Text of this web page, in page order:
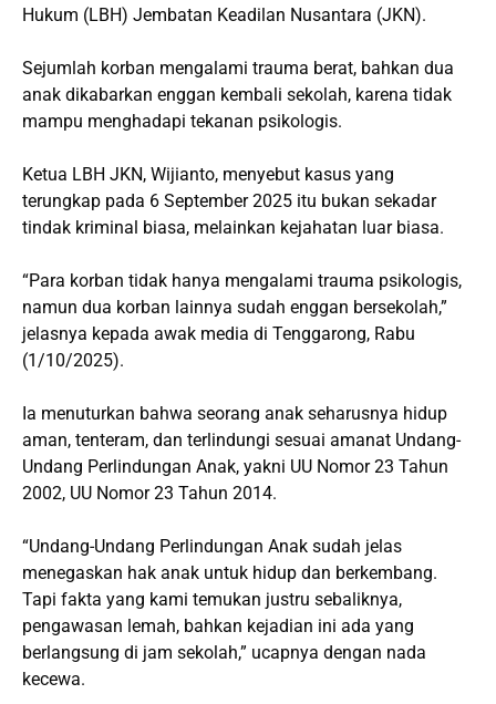
Hukum (LBH) Jembatan Keadilan Nusantara (JKN).
Sejumlah korban mengalami trauma berat, bahkan dua
anak dikabarkan enggan kembali sekolah, karena tidak
mampu menghadapi tekanan psikologis.
Ketua LBH JKN, Wijianto, menyebut kasus yang
terungkap pada 6 September 2025 itu bukan sekadar
tindak kriminal biasa, melainkan kejahatan luar biasa.
“Para korban tidak hanya mengalami trauma psikologis,
namun dua korban lainnya sudah enggan bersekolah,”
jelasnya kepada awak media di Tenggarong, Rabu
(1/10/2025).
Ia menuturkan bahwa seorang anak seharusnya hidup
aman, tenteram, dan terlindungi sesuai amanat Undang-
Undang Perlindungan Anak, yakni UU Nomor 23 Tahun
2002, UU Nomor 23 Tahun 2014.
“Undang-Undang Perlindungan Anak sudah jelas
menegaskan hak anak untuk hidup dan berkembang.
Tapi fakta yang kami temukan justru sebaliknya,
pengawasan lemah, bahkan kejadian ini ada yang
berlangsung di jam sekolah,” ucapnya dengan nada
kecewa.